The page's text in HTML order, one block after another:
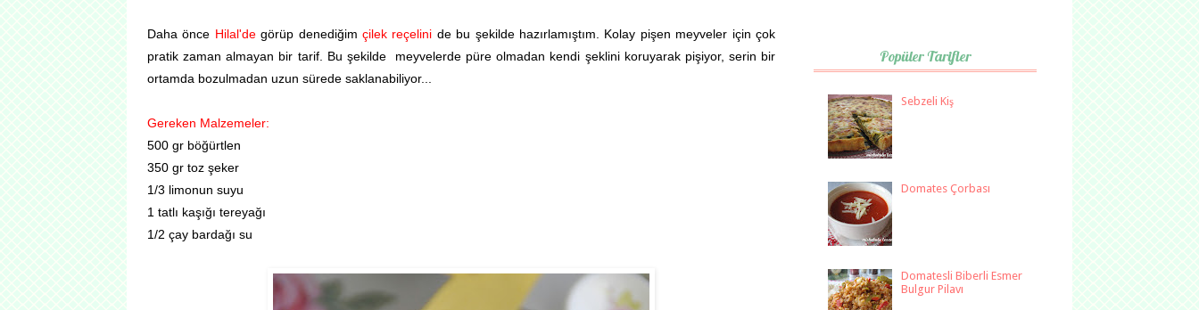
Daha önce Hilal'degörüp denediğimçilek reçelini de bu şekilde hazırlamıştım. Kolay pişen meyveler için çok
pratik zaman almayan bir tarif. Bu şekilde meyvelerde püre olmadan kendi şeklini koruyarak pişiyor, serin bir
ortamda bozulmadan uzun sürede saklanabiliyor...
Gereken Malzemeler:
500 gr böğürtlen
350 gr toz şeker
1/3 limonun suyu
1 tatlı kaşığı tereyağı
1/2 çay bardağı su
Popüler Tarifler
Sebzeli Kiş
Domates Çorbası
Domatesli Biberli Esmer
Bulgur Pilavı